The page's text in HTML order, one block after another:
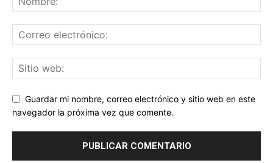
Guardar mi nombre, correo electrónico y sitio web en este
navegador la próxima vez que comente.